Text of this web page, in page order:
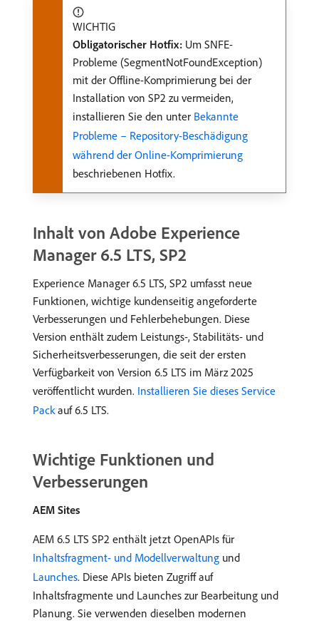
WICHTIG
Obligatorischer Hotfix: Um SNFE-
Probleme (SegmentNotFoundException)
mit der Offline-Komprimierung bei der
Installation von SP2 zu vermeiden,
installieren Sie den unter Bekannte
Probleme – Repository-Beschädigung
während der Online-Komprimierung
beschriebenen Hotfix.
Inhalt von Adobe Experience
Manager 6.5 LTS, SP2
Experience Manager 6.5 LTS, SP2 umfasst neue
Funktionen, wichtige kundenseitig angeforderte
Verbesserungen und Fehlerbehebungen. Diese
Version enthält zudem Leistungs-, Stabilitäts- und
Sicherheitsverbesserungen, die seit der ersten
Verfügbarkeit von Version 6.5 LTS im März 2025
veröffentlicht wurden. Installieren Sie dieses Service
Packauf 6.5 LTS.
Wichtige Funktionen und
Verbesserungen
AEM Sites
AEM 6.5 LTS SP2 enthält jetzt OpenAPIs für
Inhaltsfragment- und Modellverwaltung und
Launches. Diese APIs bieten Zugriff auf
Inhaltsfragmente und Launches zur Bearbeitung und
Planung. Sie verwenden dieselben modernen